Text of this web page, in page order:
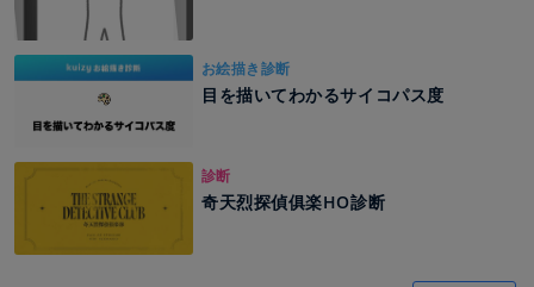
お絵描き診断
目を描いてわかるサイコパス度
診断
奇天烈探偵俱楽HO診断